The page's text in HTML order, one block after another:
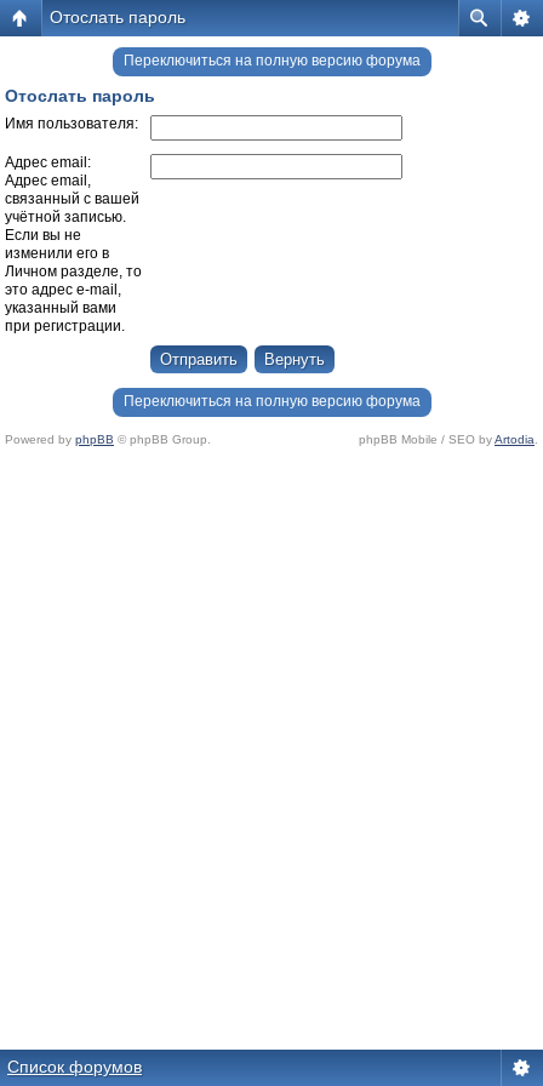
Отослать пароль
Переключиться на полную версию форума
Отослать пароль
Имя пользователя:
Адрес email:
Адрес email,
связанный с вашей
учётной записью.
Если вы не
изменили его в
Личном разделе, то
это адрес e-mail,
указанный вами
при регистрации.
Переключиться на полную версию форума
Powered by phpBB © phpBB Group. phpBB Mobile / SEO byArtodia
Список форумов